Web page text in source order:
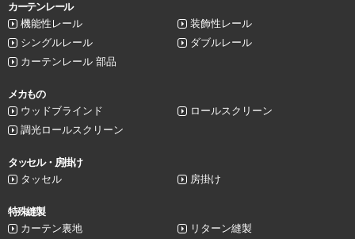
カーテンレール
機能性レール
装飾性レール
シングルレール
ダブルレール
カーテンレール 部品
メカもの
ウッドブラインド
ロールスクリーン
調光ロールスクリーン
タッセル・房掛け
タッセル
房掛け
特殊縫製
カーテン裏地
リターン縫製